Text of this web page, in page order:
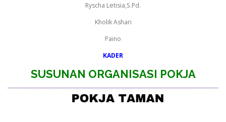
Ryscha Letisia,S.Pd.
Kholik Ashari
Paino
KADER
SUSUNAN ORGANISASI POKJA